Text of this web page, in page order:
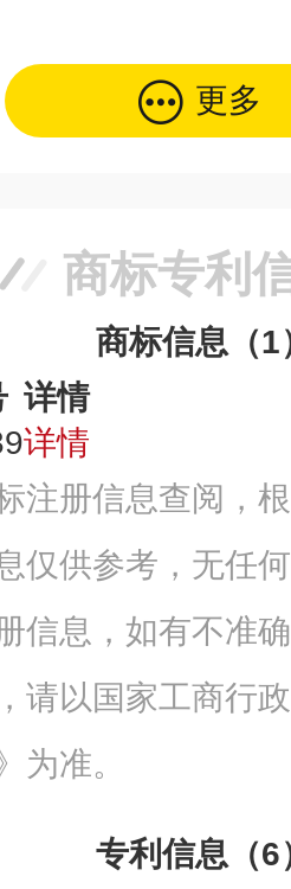
更多
商标专利
商标信息（1
详情
详情
注册信息查阅，
仅供参考，无任
信息，如有不准
请以国家工商行
为准。
专利信息（6